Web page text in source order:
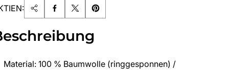
Material: 100 % Baumwolle (ringgesponnen) /